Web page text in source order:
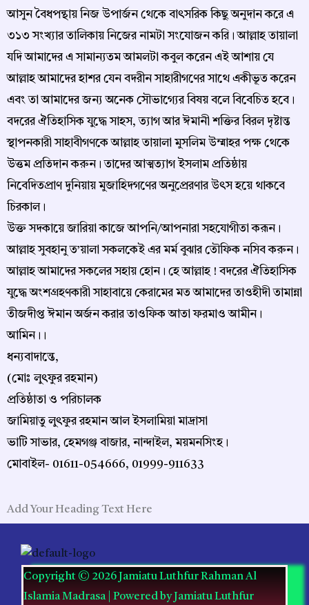
আসুন বৈধপন্থায় নিজ উপার্জন থেকে বাৎসরিক কিছু অনুদান করে এ
৩১৩ সংখ্যার তালিকায় নিজের নামটা সংযোজন করি। আল্লাহ তায়ালা
যদি আমাদের এ সামান্যতম আমলটা কবুল করেন এই আশায় যে
আল্লাহ আমাদের হাশর যেন বদরীন সাহারীগণের সাথে একীভূত করেন
এবং তা আমাদের জন্য অনেক সৌভাগ্যের বিষয় বলে বিবেচিত হবে।
বদরের ঐতিহাসিক যুদ্ধে সাহস, ত্যাগ আর ঈমানী শক্তির বিরল দৃষ্টান্ত
স্থাপনকারী সাহাবীগণকে আল্লাহ তায়ালা মুসলিম উম্মাহর পক্ষ থেকে
উত্তম প্রতিদান করুন। তাদের আত্মত্যাগ ইসলাম প্রতিষ্ঠায়
নিবেদিতপ্রাণ দুনিয়ায় মুজাহিদগণের অনুপ্রেরণার উৎস হয়ে থাকবে
চিরকাল।
উক্ত সদকায়ে জারিয়া কাজে আপনি/আপনারা সহযোগীতা করূন।
আল্লাহ সুবহানু ত’য়ালা সকলকেই এর মর্ম বুঝার তৌফিক নসিব করুন।
আল্লাহ আমাদের সকলের সহায় হোন। হে আল্লাহ ! বদরের ঐতিহাসিক
যুদ্ধে অংশগ্রহণকারী সাহাবায়ে কেরামের মত আমাদের তাওহীদী তামান্না
তীজদীপ্ত ঈমান অর্জন করার তাওফিক আতা ফরমাও আমীন।
আমিন।।
ধন্যবাদান্তে,
(মোঃ লুৎফুর রহমান)
প্রতিষ্ঠাতা ও পরিচালক
জামিয়াতু লুৎফুর রহমান আল ইসলামিয়া মাদ্রাসা
ভাটি সাভার, হেমগঞ্জ বাজার, নান্দাইল, ময়মনসিংহ।
মোবাইল- 01611-054666, 01999-911633
Add Your Heading Text Here
Copyright © 2026 Jamiatu Luthfur Rahman Al
Islamia Madrasa | Powered by Jamiatu Luthfur